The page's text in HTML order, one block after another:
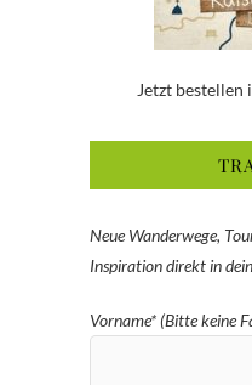
Jetzt bestellen
Neue Wanderwege,
Inspiration direkt in
Vorname* (Bitte keine